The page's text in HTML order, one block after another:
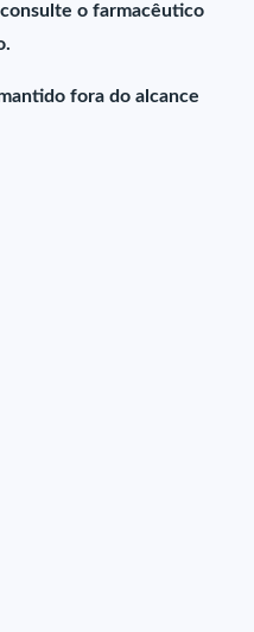
o farmacêutico
fora do alcance